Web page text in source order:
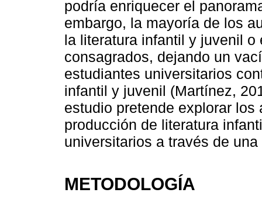
podría enriquecer el
embargo, la mayoría de los
la literatura infantil y juvenil
consagrados, dejando un
estudiantes universitarios
infantil y juvenil (Martínez,
estudio pretende explorar
producción de literatura
universitarios a través de
METODOLOGÍA